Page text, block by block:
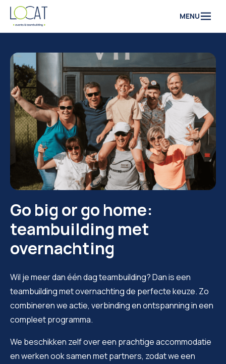
Naar inhoud
MENU
Go big or go home:
teambuilding met
overnachting
Wil je meer dan één dag teambuilding? Dan is een
teambuilding met overnachting de perfecte keuze. Zo
combineren we actie, verbinding en ontspanning in een
compleet programma.
We beschikken zelf over een prachtige accommodatie
en werken ook samen met partners, zodat we een